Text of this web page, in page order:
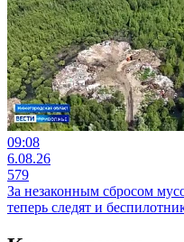
09:08
6.08.26
579
За незаконным сбросом
теперь следят и